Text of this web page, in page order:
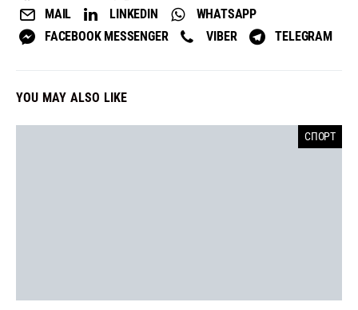
MAIL
LINKEDIN
WHATSAPP
FACEBOOK MESSENGER
VIBER TELEGRAM
YOU MAY ALSO LIKE
СПОРТ